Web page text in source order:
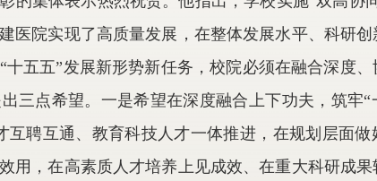
医院实现了高质量发展，在整体发展水平、科研
五五”发展新形势新任务，校院必须在融合深度
三点希望。一是希望在深度融合上下功夫，筑牢
聘互通、教育科技人才一体推进，在规划层面做
用，在高素质人才培养上见成效、在重大科研成